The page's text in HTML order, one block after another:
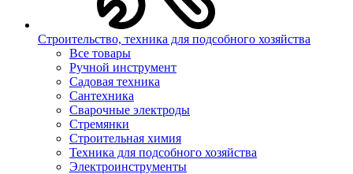
Строительство, техника для подсобного хозяйства
Все товары
Ручной инструмент
Садовая техника
Сантехника
Сварочные электроды
Стремянки
Строительная химия
Техника для подсобного хозяйства
Электроинструменты